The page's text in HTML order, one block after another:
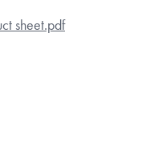
sheet.pdf